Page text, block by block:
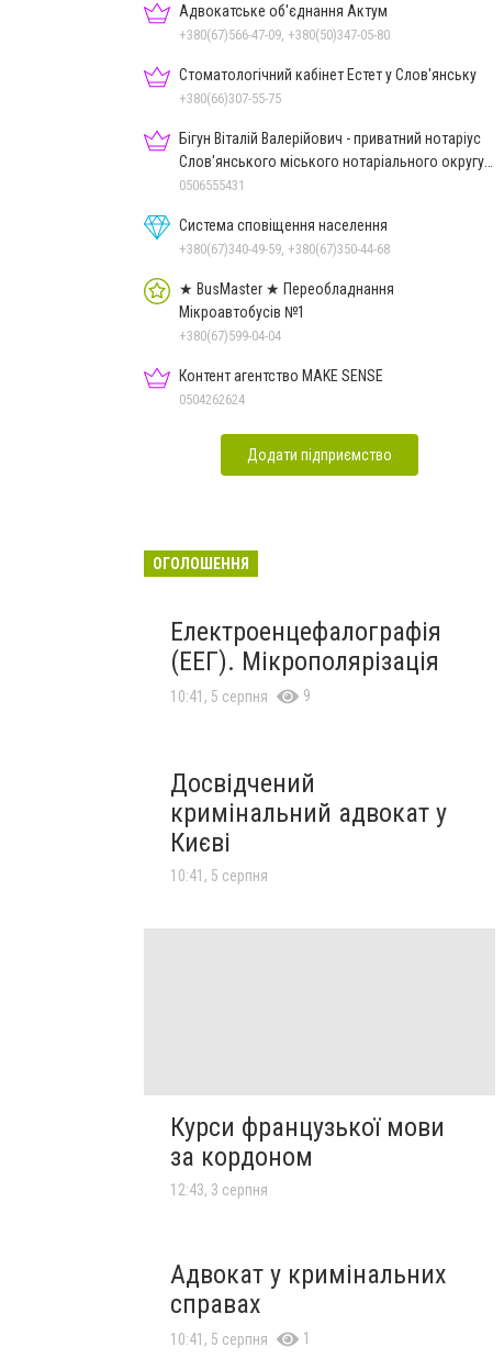
Адвокатське об'єднання Актум
+380(67)566-47-09, +380(50)347-05-80
Стоматологічний кабінет Естет у Слов'янську
+380(66)307-55-75
Бігун Віталій Валерійович - приватний нотаріус
Слов'янського міського нотаріального округу
Дон.обл.
0506555431
Система сповіщення населення
+380(67)340-49-59, +380(67)350-44-68
★ BusMaster ★ Переобладнання
Мікроавтобусів №1
+380(67)599-04-04
Контент агентство MAKE SENSE
0504262624
Додати підприємство
ОГОЛОШЕННЯ
Електроенцефалографія
(ЕЕГ). Мікрополярізація
10:41, 5 серпня 9
Досвідчений
кримінальний адвокат у
Києві
10:41, 5 серпня
Курси французької мови
за кордоном
12:43, 3 серпня
Адвокат у кримінальних
справах
10:41, 5 серпня 1